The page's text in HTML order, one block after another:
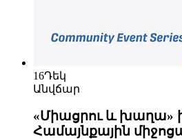
16Դեկ
Անվճար
«Միացրու և խաղա»
Համայնքային